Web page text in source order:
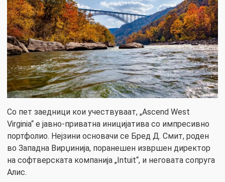
Со пет заедници кои учествуваат, „Ascend West
Virginia“ е јавно-приватна иницијатива со импресивно
портфолио. Нејзини основачи се Бред Д. Смит, роден
во Западна Вирџинија, поранешен извршен директор
на софтверската компанија „Intuit“, и неговата сопруга
Алис.